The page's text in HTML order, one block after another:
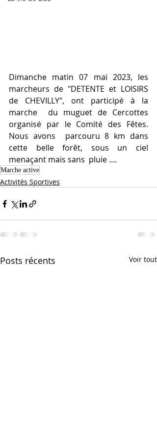
Dimanche matin 07 mai 2023, les
marcheurs de "DETENTE et LOISIRS
de CHEVILLY", ont participé à la
marche  du muguet de Cercottes
organisé par le Comité des Fêtes.
Nous avons  parcouru 8 km dans
cette belle forêt, sous un ciel
menaçant mais sans  pluie ....
Marche active
Activités Sportives
Posts récents Voir tout